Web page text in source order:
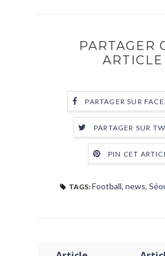
PARTAGER
ARTICLE
PARTAGER SUR
PARTAGER SUR
PIN CET
TAGS: Football, news,